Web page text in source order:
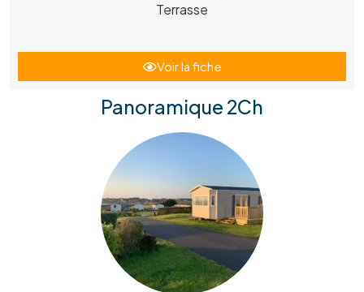
Terrasse
Voir la fiche
Panoramique 2Ch